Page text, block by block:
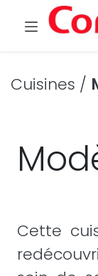
Cuisines /
Cette